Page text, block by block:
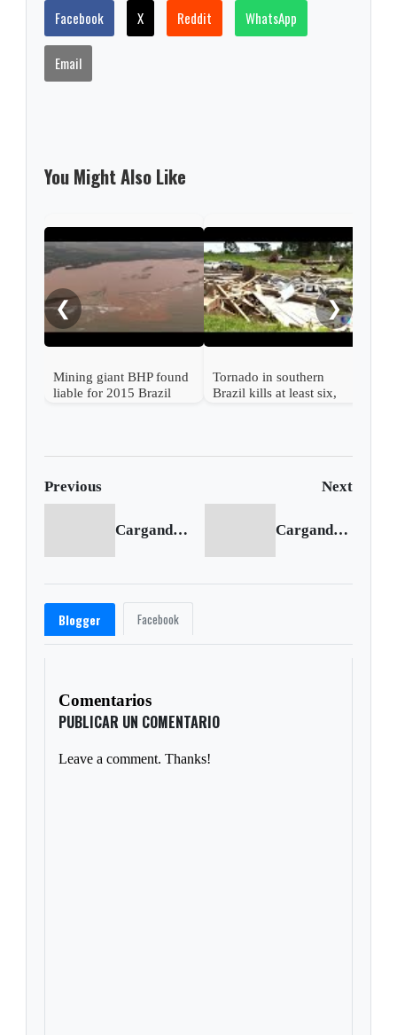
Facebook X Reddit WhatsApp
Email
You Might Also Like
❮
Mining giant BHP found
liable for 2015 Brazil
Tornado in southern
Brazil kills at least six,
❯
Previous Next
Cargando anterior... Cargando siguiente...
Blogger Facebook
Comentarios
PUBLICAR UN COMENTARIO
Leave a comment. Thanks!